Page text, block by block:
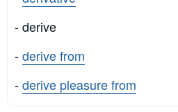
- derive
-derive from
-derive pleasure from